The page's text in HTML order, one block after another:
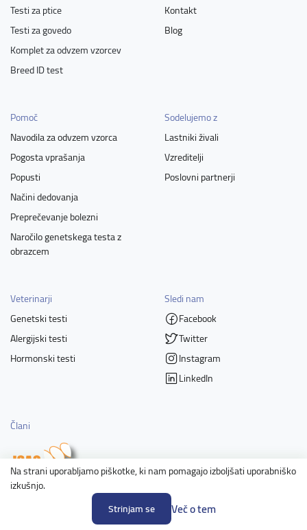
Na strani uporabljamo piškotke, ki nam pomagajo izboljšati uporabniško
izkušnjo.
Strinjam se
Več o tem
Testi za ptice
Testi za govedo
Komplet za odvzem vzorcev
Breed ID test
Kontakt
Blog
Pomoč
Navodila za odvzem vzorca
Pogosta vprašanja
Popusti
Načini dedovanja
Preprečevanje bolezni
Naročilo genetskega testa z
obrazcem
Sodelujemo z
Lastniki živali
Vzreditelji
Poslovni partnerji
Veterinarji
Genetski testi
Alergijski testi
Hormonski testi
Sledi nam
Facebook
Twitter
Instagram
LinkedIn
Člani